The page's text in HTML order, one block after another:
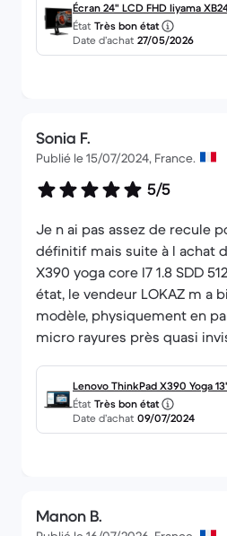
Écran 24" LCD FHD Iiyama
État Très bon état
Date d’achat 27/05/2026
Sonia F.
Publié le 15/07/2024, France.
5/5
Je n ai pas assez de recule
définitif mais suite à l achat
X390 yoga core I7 1.8 SDD
état, le vendeur LOKAZ m a
modèle, physiquement en
micro rayures près quasi
dire excellentes à voir après
le reconditionnement a été
même si j'ai peu de
technicien n était pas dans
le reconditionner mais il l'a
ordi est super
Lenovo ThinkPad X390 Yoga
Go - 8 Go AZERTY - Français
État Très bon état
Date d’achat 09/07/2024
Manon B.